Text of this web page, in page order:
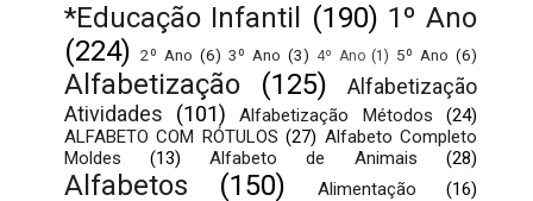
*Educação Infantil (190) 1º Ano
(224) 2º Ano (6) 3º Ano (3) 4º Ano (1) 5º Ano (6)
Alfabetização (125)
Alfabetização
Atividades
(101) Alfabetização Métodos
(24)
ALFABETO COM RÓTULOS (27) Alfabeto Completo
Moldes
(13) Alfabeto de Animais (28)
Alfabetos (150) Alimentação (16)